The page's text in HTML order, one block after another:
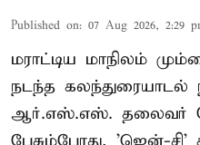
Published on: 07 Aug 2026, 2:29
மராட்டிய மாநிலம்
நடந்த கலந்துரையாடல்
ஆர்.எஸ்.எஸ். தலைவர்